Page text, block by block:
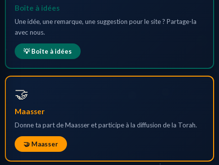
Boîte à idées
Une idée, une remarque, une suggestion pour le site ? Partage-la
avec nous.
💡 Boîte à idées
🤝
Maasser
Donne ta part de Maasser et participe à la diffusion de la Torah.
🤝 Maasser